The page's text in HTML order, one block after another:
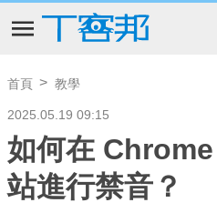
首頁 教學
2025.05.19 09:15
如何在
站進行禁音？